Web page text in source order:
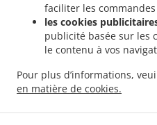
faciliter les
les cookies
publicité basée sur les
le contenu à vos
Pour plus d’informations,
en matière de cookies.
de plats cuisinés Indiens Reckingen/
Indiens Reckingen/Mess Ehlange-sur-
Reckingen/Mess
. Livraison de plats
Sandweiler . Livraison de plats cuisinés
Indiens Weiler zum Turm . Livraison de
à emporter